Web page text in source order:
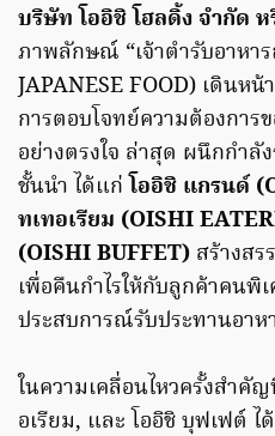
บริษัท โออิชิ โฮลดิ้ง จำกัด
ภาพลักษณ์ “เจ้าตำรับอาหา
JAPANESE FOOD) เดินห
การตอบโจทย์ความต้องการ
อย่างตรงใจ ล่าสุด ผนึกกำ
ชั้นนำ ได้แก่โออิชิ แกรนด์
ทเทอเรียม (OISHI
(OISHI BUFFET) สร้างส
เพื่อคืนกำไรให้กับลูกค้าคน
ประสบการณ์รับประทานอ
ในความเคลื่อนไหวครั้งสำคั
อเรียม, และ โออิชิ บุฟเฟต์